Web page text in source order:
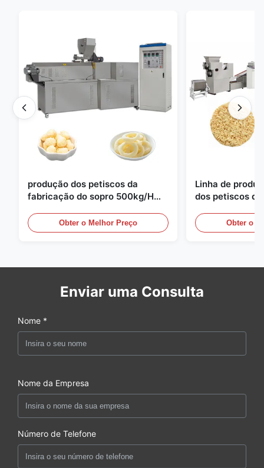
produção dos petiscos da
fabricação do sopro 500kg/H
Obter o Melhor Preço
Linha de
dos petiscos
Obter o
Enviar uma Consulta
Nome *
Nome da Empresa
Número de Telefone